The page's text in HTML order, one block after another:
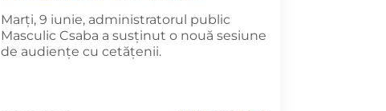
Marți, 9 iunie, administratorul public
Masculic Csaba a susținut o nouă sesiune
de audiențe cu cetățenii.